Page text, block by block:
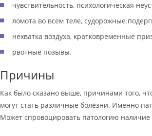
чувствительность, психологическая
ломота во всем теле, судорожные
нехватка воздуха, кратковременные
рвотные позывы.
Причины
Как было сказано выше, причинами того,
могут стать различные болезни. Именно
Может спровоцировать патологию